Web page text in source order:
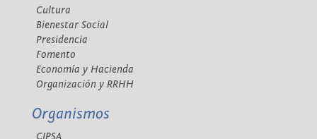
Cultura
Bienestar Social
Presidencia
Fomento
Economía y Hacienda
Organización y RRHH
Organismos
CIPSA